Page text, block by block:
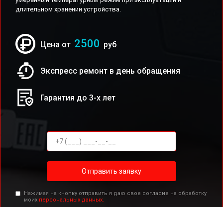
длительном хранении устройства.
Цена от 2500 руб
Экспресс ремонт в день обращения
Гарантия до 3-х лет
Отправить заявку
Нажимая на кнопку отправить я даю свое согласие на обработку
моих персональных данных.